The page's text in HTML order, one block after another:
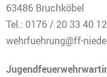
63486 Bruchköbel
Tel.: 0176 / 20 33 40 12
wehrfuehrung@ff-